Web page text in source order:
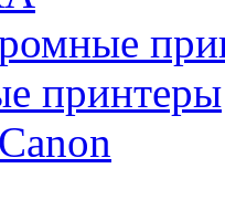
принтеры